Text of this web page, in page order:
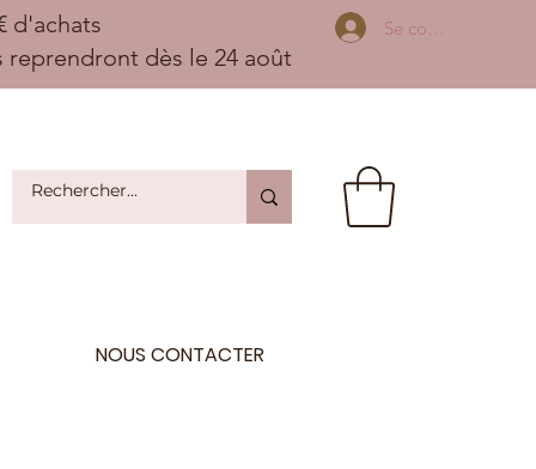
d'achats
dès le 24 août
Se connecter
NOUS CONTACTER